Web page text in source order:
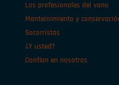
Los profesionales del vano
Manteinimiento y
Socorristas
¿Y usted?
Confían en nosotros